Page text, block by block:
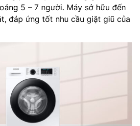
5 – 7 người. Máy sở hữu đến
đáp ứng tốt nhu cầu giặt giũ của